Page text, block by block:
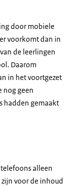
door mobiele
voorkomt dan in
de leerlingen
Daarom
in het voortgezet
nog geen
hadden gemaakt
alleen
voor de inhoud